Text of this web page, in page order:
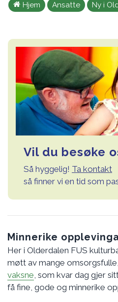
Hjem Ansatte Ny i
Vil du besøke
Så hyggelig! Ta kontakt
så finner vi en tid som
Minnerike
Her i Olderdalen FUS
møtt av mange
vaksne, som kvar dag gjer
få fine, gode og minnerike